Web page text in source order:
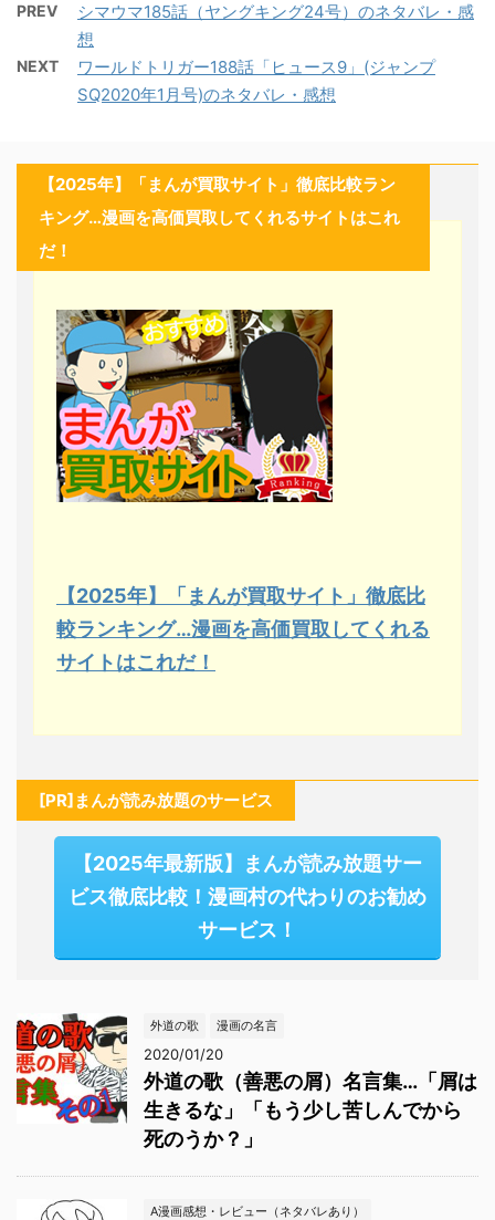
PREV
シマウマ185話（ヤングキング24号）のネタバレ・感
想
NEXT
ワールドトリガー188話「ヒュース9」(ジャンプ
SQ2020年1月号)のネタバレ・感想
【2025年】「まんが買取サイト」徹底比較ラン
キング…漫画を高価買取してくれるサイトはこれ
だ！
【2025年】「まんが買取サイト」徹底比
較ランキング…漫画を高価買取してくれる
サイトはこれだ！
[PR]まんが読み放題のサービス
【2025年最新版】まんが読み放題サー
ビス徹底比較！漫画村の代わりのお勧め
サービス！
外道の歌 漫画の名言
2020/01/20
外道の歌（善悪の屑）名言集…「屑は
生きるな」「もう少し苦しんでから
死のうか？」
A漫画感想・レビュー（ネタバレあり）